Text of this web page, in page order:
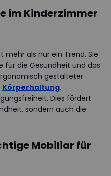
im Kinderzimmer
mehr als nur ein Trend. Sie
für die Gesundheit und das
gestalteter
Körperhaltung,
Dies fördert
sondern auch die
Mobiliar für